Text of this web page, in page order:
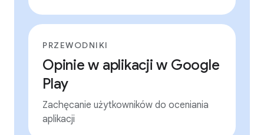
PRZEWODNIKI
Opinie w aplikacji w Google
Play
Zachęcanie użytkowników do oceniania
aplikacji